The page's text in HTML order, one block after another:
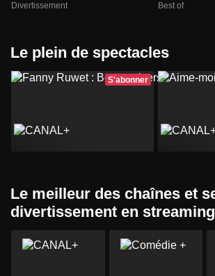
Divertissement Best of
Le plein de spectacles
S'abonner
Le meilleur des chaînes et services
divertissement en streaming